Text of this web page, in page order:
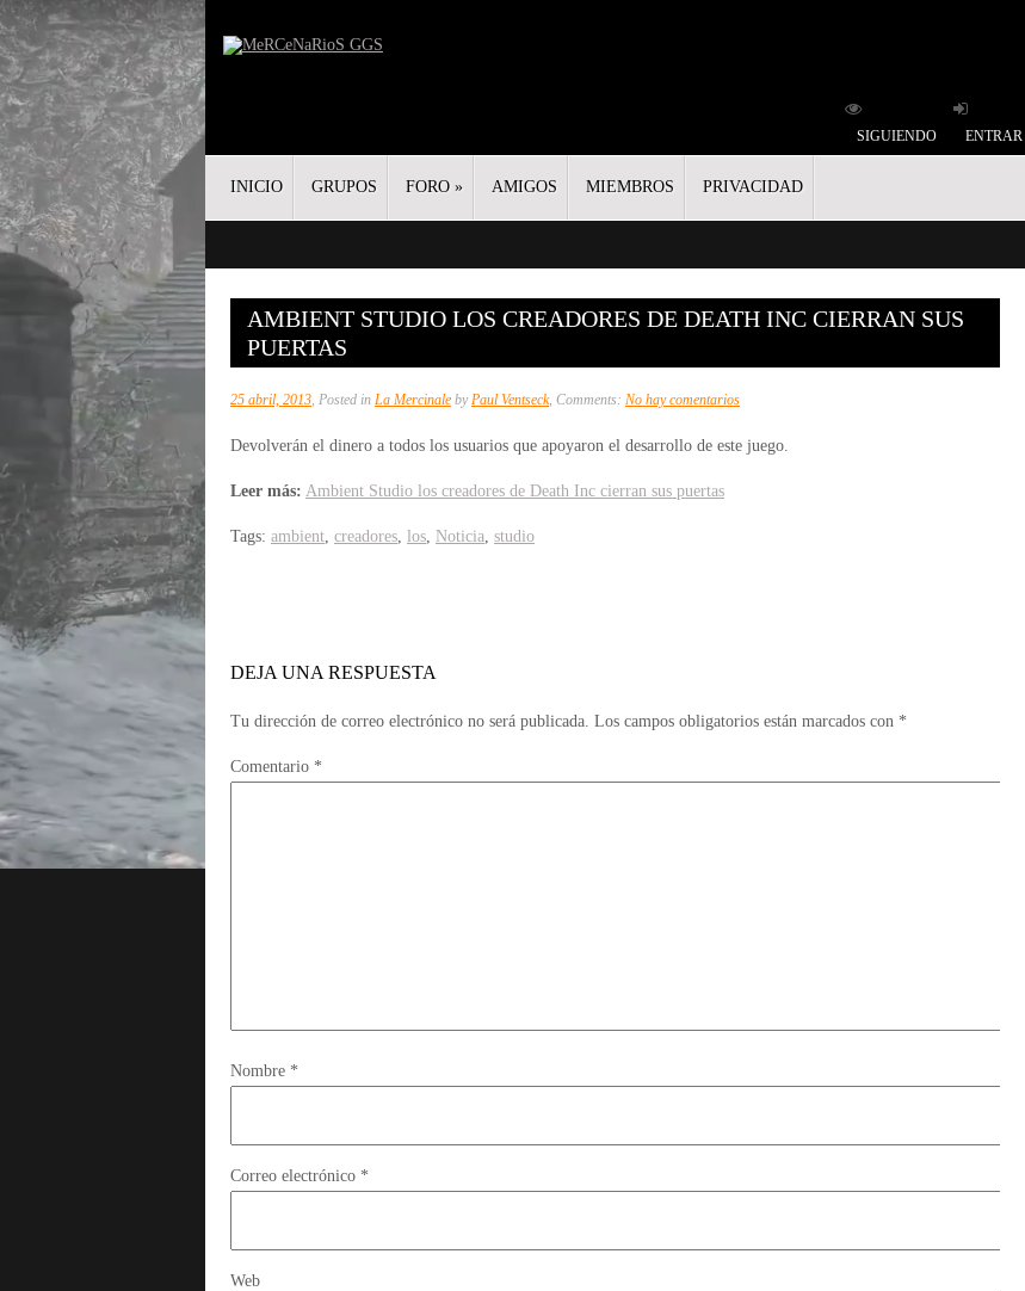
SIGUIENDO ENTRAR
INICIO GRUPOS FORO » AMIGOS MIEMBROS PRIVACIDAD
AMBIENT STUDIO LOS CREADORES DE DEATH INC CIERRAN SUS
PUERTAS
25 abril, 2013, Posted in La Mercinale byPaul Ventseck, Comments: No hay comentariosen
Studio
Devolverán el dinero a todos los usuarios que apoyaron el desarrollo de este juego.
Leer más: Ambient Studio los creadores de Death Inc cierran sus puertas
Tags: ambient, creadores, los, Noticia, studio
DEJA UNA RESPUESTA
Tu dirección de correo electrónico no será publicada. Los campos obligatorios están marcados con *
Comentario *
Nombre *
Correo electrónico *
Web